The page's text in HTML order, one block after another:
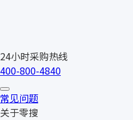
24小时采购热线
400-800-4840
常见问题
关于零搜